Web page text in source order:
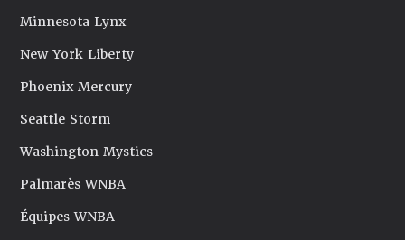
Minnesota Lynx
New York Liberty
Phoenix Mercury
Seattle Storm
Washington Mystics
Palmarès WNBA
Équipes WNBA